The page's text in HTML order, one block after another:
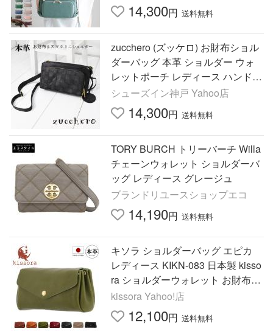
14,300円 送料無料
zucchero (ズッケロ) お財布ショル
ダーバッグ 本革 ショルダー ウォ
レットポーチ レディース ハンドメ
イド [fa-da-sa-48917]
シューズイン神戸 Yahoo店
14,300円 送料無料
TORY BURCH トリーバーチ Willa
チェーンウォレット ショルダーバ
ッグ レディース グレージュ
ブランドリユースショップエコ
14,190円 送料無料
キソラ ショルダーバッグ エピカ
レディース KIKN-083 日本製 kisso
ra ショルダーウォレット お財布ポ
シェット 本革 レザー
kissora Yahoo!店
12,100円 送料無料